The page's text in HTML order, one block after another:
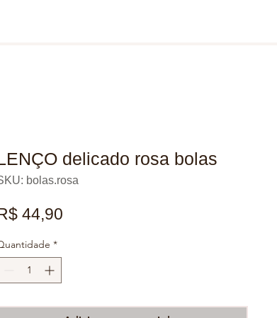
delicado rosa bolas
bolas.rosa
44,90
*